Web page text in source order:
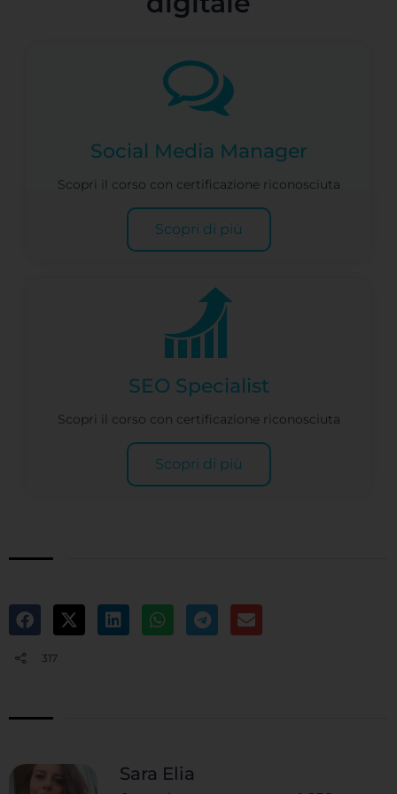
Social Media Manager
Scopri il corso con certificazione riconosciuta
Scopri di più
SEO Specialist
Scopri il corso con certificazione riconosciuta
Scopri di più
317
Sara Elia